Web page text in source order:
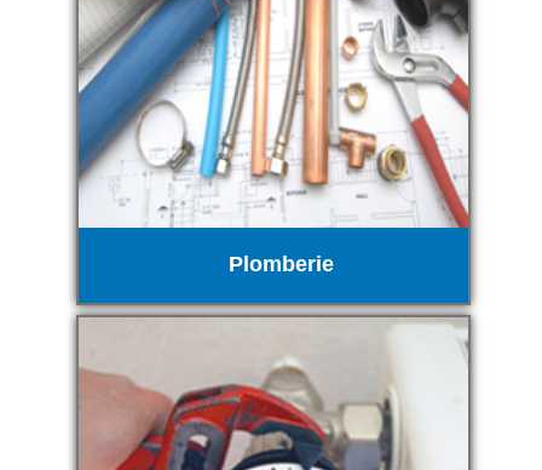
Plomberie